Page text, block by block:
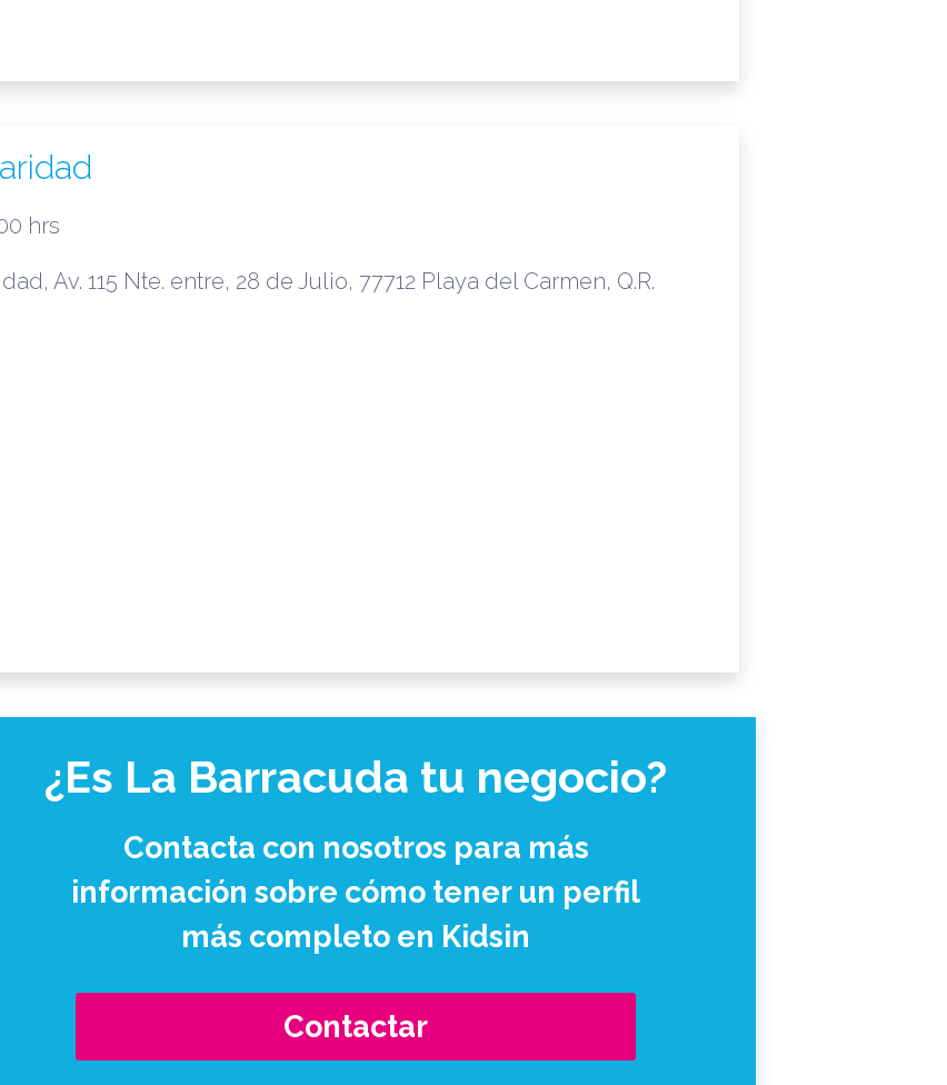
hrs
Av. 115 Nte. entre, 28 de Julio, 77712 Playa del Carmen, Q.R.
¿Es La Barracuda tu negocio?
Contacta con nosotros para más
información sobre cómo tener un perfil
más completo en Kidsin
Contactar